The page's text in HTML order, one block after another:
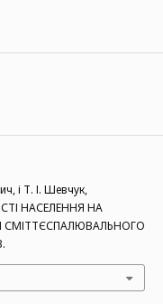
і Т. І. Шевчук,
НАСЕЛЕННЯ НА
СМІТТЄСПАЛЮВАЛЬНОГО